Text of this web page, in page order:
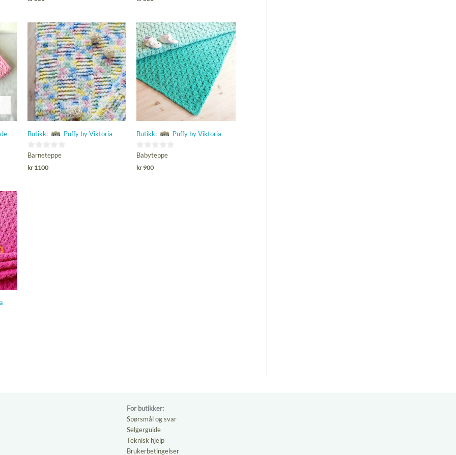
Butikk: Puffy by Viktoria
0
ut
Barneteppe
kr1100
Butikk: Puffy by Viktoria
0
ut
Babyteppe
kr 900
For butikker:
Spørsmål og svar
Selgerguide
Teknisk hjelp
Brukerbetingelser